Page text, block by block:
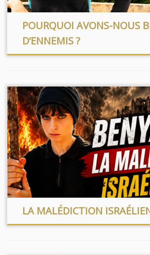
POURQUOI AVONS-NOUS
D’ENNEMIS ?
LA MALÉDICTION